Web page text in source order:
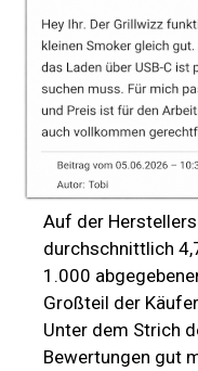
Auf der
durchschnittlich
1.000
Großteil der
Unter dem Strich
Bewertungen gut